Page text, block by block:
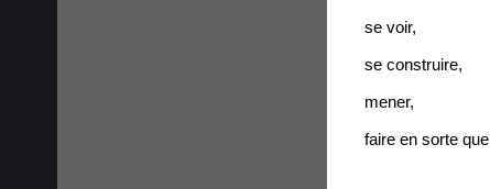
se voir,
se construire,
mener,
faire en sorte que